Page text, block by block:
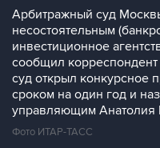
Арбитражный суд
несостоятельным
инвестиционное
сообщил корреспондент
суд открыл конкурсное
сроком на один год и
управляющим Анатолия
Фото ИТАР-ТАСС